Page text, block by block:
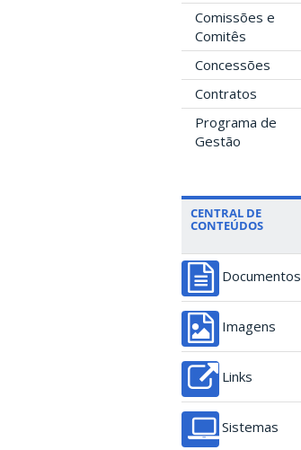
Comissões e
Comitês
Concessões
Contratos
Programa de
Gestão
CENTRAL DE
CONTEÚDOS
Documentos
Imagens
Links
Sistemas